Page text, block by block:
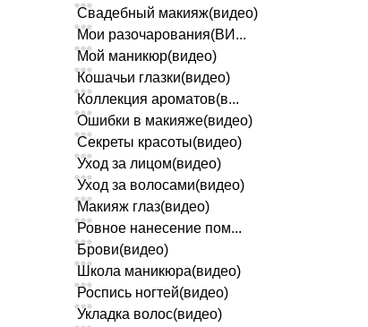
Свадебный макияж(видео)
Мои разочарования(ВИ...
Мой маникюр(видео)
Кошачьи глазки(видео)
Коллекция ароматов(в...
Ошибки в макияже(видео)
Секреты красоты(видео)
Уход за лицом(видео)
Уход за волосами(видео)
Макияж глаз(видео)
Ровное нанесение пом...
Брови(видео)
Школа маникюра(видео)
Роспись ногтей(видео)
Укладка волос(видео)